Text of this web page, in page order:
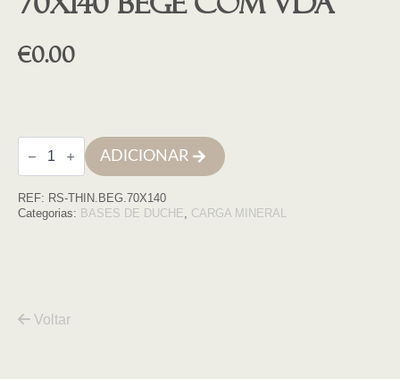
€0.00
Quantidade
de
Base
duche
THIN
ADICIONAR
REF: RS-THIN.BEG.70X140
Categorias: BASES DE DUCHE, CARGA MINERAL
Voltar